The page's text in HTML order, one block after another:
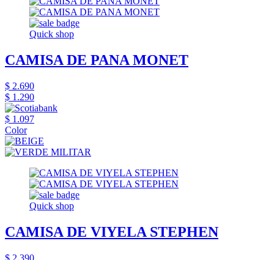
Quick shop
CAMISA DE PANA MONET
$ 2.690
$ 1.290
$ 1.097
Color
Quick shop
CAMISA DE VIYELA STEPHEN
$ 2.390